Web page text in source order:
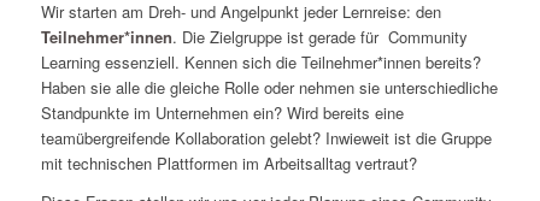
Wir starten am Dreh- und Angelpunkt jeder Lernreise: den
Teilnehmer*innen. Die Zielgruppe ist gerade für Community
Learning essenziell. Kennen sich die Teilnehmer*innen bereits?
Haben sie alle die gleiche Rolle oder nehmen sie unterschiedliche
Standpunkte im Unternehmen ein? Wird bereits eine
teamübergreifende Kollaboration gelebt? Inwieweit ist die Gruppe
mit technischen Plattformen im Arbeitsalltag vertraut?